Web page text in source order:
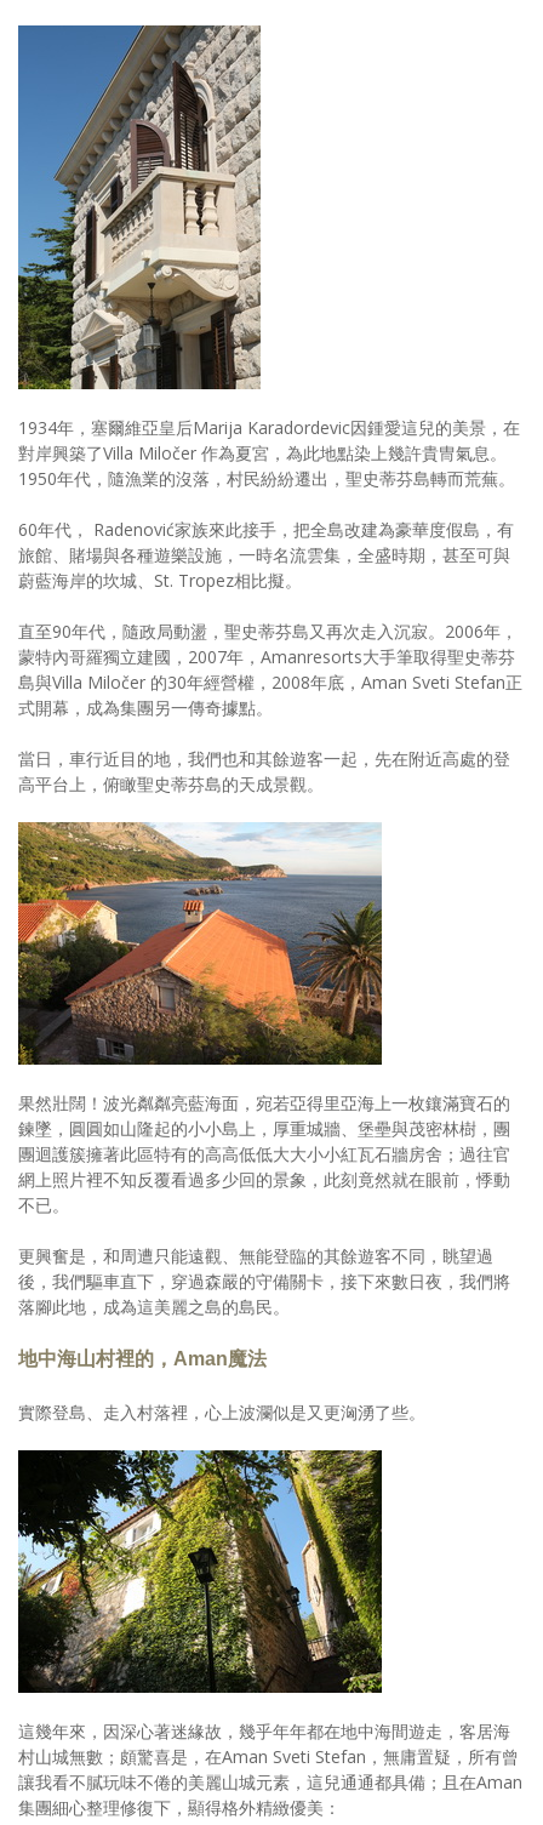
活動實況記錄
媒體報導一覽
合作與代言
訂閱電子報
1934年，塞爾維亞皇后Marija Karadordevic因鍾愛這兒的美景，在
對岸興築了Villa Miločer 作為夏宮，為此地點染上幾許貴冑氣息。
1950年代，隨漁業的沒落，村民紛紛遷出，聖史蒂芬島轉而荒蕪。
60年代， Radenović家族來此接手，把全島改建為豪華度假島，有
旅館、賭場與各種遊樂設施，一時名流雲集，全盛時期，甚至可與
蔚藍海岸的坎城、St. Tropez相比擬。
直至90年代，隨政局動盪，聖史蒂芬島又再次走入沉寂。2006年，
蒙特內哥羅獨立建國，2007年，Amanresorts大手筆取得聖史蒂芬
島與Villa Miločer 的30年經營權，2008年底，Aman Sveti Stefan正
式開幕，成為集團另一傳奇據點。
當日，車行近目的地，我們也和其餘遊客一起，先在附近高處的登
高平台上，俯瞰聖史蒂芬島的天成景觀。
果然壯闊！波光粼粼亮藍海面，宛若亞得里亞海上一枚鑲滿寶石的
鍊墜，圓圓如山隆起的小小島上，厚重城牆、堡壘與茂密林樹，團
團迴護簇擁著此區特有的高高低低大大小小紅瓦石牆房舍；過往官
網上照片裡不知反覆看過多少回的景象，此刻竟然就在眼前，悸動
不已。
更興奮是，和周遭只能遠觀、無能登臨的其餘遊客不同，眺望過
後，我們驅車直下，穿過森嚴的守備關卡，接下來數日夜，我們將
落腳此地，成為這美麗之島的島民。
地中海山村裡的，Aman魔法
實際登島、走入村落裡，心上波瀾似是又更洶湧了些。
這幾年來，因深心著迷緣故，幾乎年年都在地中海間遊走，客居海
村山城無數；頗驚喜是，在Aman Sveti Stefan，無庸置疑，所有曾
讓我看不膩玩味不倦的美麗山城元素，這兒通通都具備；且在Aman
集團細心整理修復下，顯得格外精緻優美：